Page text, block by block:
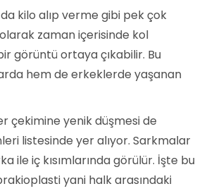
kilo alıp verme gibi pek çok
zaman içerisinde kol
görüntü ortaya çıkabilir. Bu
hem de erkeklerde yaşanan
çekimine yenik düşmesi de
listesinde yer alıyor. Sarkmalar
ile iç kısımlarında görülür. İşte bu
yani halk arasındaki